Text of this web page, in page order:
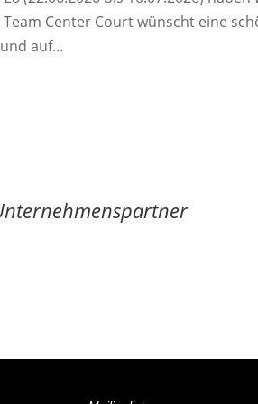
Center Court wünscht eine
auf...